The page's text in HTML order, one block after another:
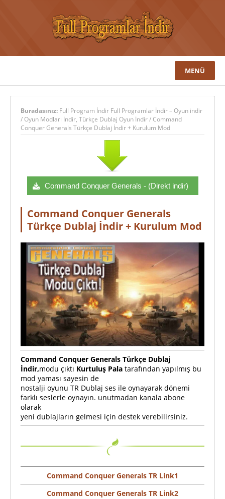
MENÜ
Buradasınız: Full Program İndir Full Programlar İndir – Oyun indir
/Oyun Modları İndir, Türkçe Dublaj Oyun İndir/Command
Conquer Generals Türkçe Dublaj İndir + Kurulum Mod
Command Conquer Generals - (Direkt indir)
Command Conquer Generals
Türkçe Dublaj İndir + Kurulum Mod
Command Conquer Generals Türkçe Dublaj
İndir,modu çıktı Kurtuluş Pala tarafından yapılmış bu
mod yaması sayesin de
nostalji oyunu TR Dublaj ses ile oynayarak dönemi
farklı seslerle oynayın. unutmadan kanala abone
olarak
yeni dublajların gelmesi için destek verebilirsiniz.
Command Conquer Generals TR Link1
Command Conquer Generals TR Link2